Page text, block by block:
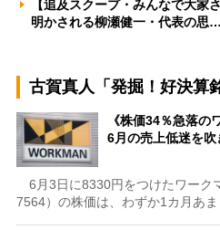
【追及スクープ・みんなで大家
明かされる柳瀬健一・代表の思…
古賀真人「発掘！好決算
《株価34％急落の
6月の売上低迷を
6月3日に8330円をつけたワーク
7564）の株価は、わずか1カ月あ